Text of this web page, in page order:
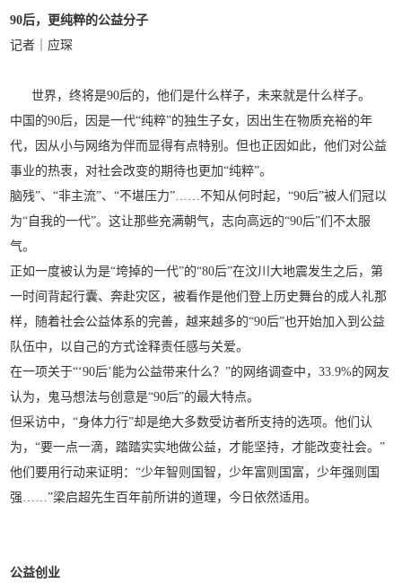
90后，更纯粹的公益分子
记者｜应琛
世界，终将是90后的，他们是什么样子，未来就是什么样子。
中国的90后，因是一代“纯粹”的独生子女，因出生在物质充裕的年
代，因从小与网络为伴而显得有点特别。但也正因如此，他们对公益
事业的热衷，对社会改变的期待也更加“纯粹”。
脑残”、“非主流”、“不堪压力”……不知从何时起，“90后”被人们冠以
为“自我的一代”。这让那些充满朝气，志向高远的“90后”们不太服
气。
正如一度被认为是“垮掉的一代”的“80后”在汶川大地震发生之后，第
一时间背起行囊、奔赴灾区，被看作是他们登上历史舞台的成人礼那
样，随着社会公益体系的完善，越来越多的“90后”也开始加入到公益
队伍中，以自己的方式诠释责任感与关爱。
在一项关于“‘90后’能为公益带来什么？”的网络调查中，33.9%的网友
认为，鬼马想法与创意是“90后”的最大特点。
但采访中，“身体力行”却是绝大多数受访者所支持的选项。他们认
为，“要一点一滴，踏踏实实地做公益，才能坚持，才能改变社会。”
他们要用行动来证明：“少年智则国智，少年富则国富，少年强则国
强……”梁启超先生百年前所讲的道理，今日依然适用。
公益创业